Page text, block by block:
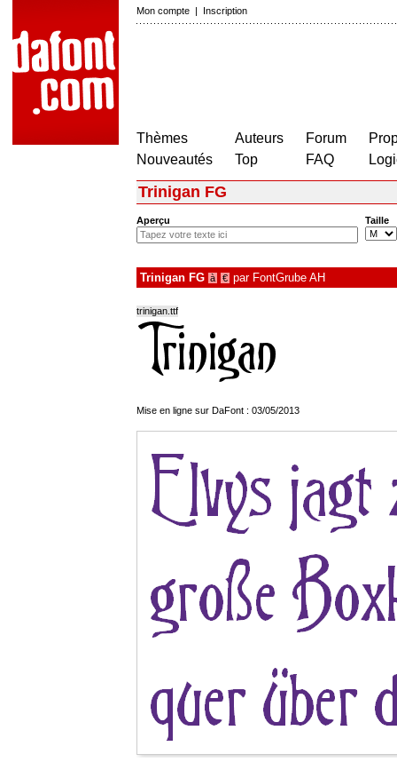
Mon compte | Inscription
Thèmes
Nouveautés
Auteurs
Top
Forum
FAQ
Trinigan FG
Aperçu Taille
Trinigan FG à € par FontGrube AH
trinigan.ttf
Mise en ligne sur DaFont : 03/05/2013